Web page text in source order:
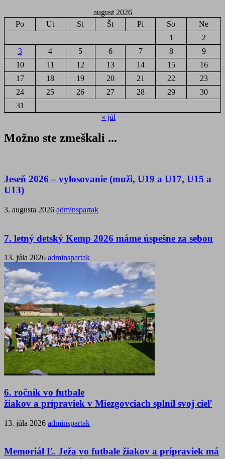
august 2026
Po
Ut St Št Pi So
Ne
1
2
3
4 5 6 7 8
9
10
11 12 13 14 15
16
17
18 19 20 21 22
23
24
25 26 27 28 29
30
31
« júl
Možno ste zmeškali ...
Jeseň 2026 – vylosovanie (muži, U19 a U17, U15 a
U13)
3. augusta 2026 adminspartak
7. letný detský Kemp 2026 máme úspešne za sebou
13. júla 2026 adminspartak
6. ročník vo futbale
žiakov a prípraviek v Miezgovciach splnil svoj cieľ
13. júla 2026 adminspartak
Memoriál Ľ. Ježa vo futbale žiakov a prípraviek má